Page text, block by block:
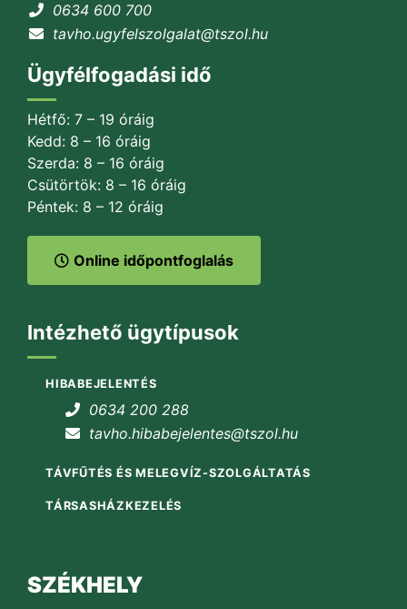
0634 600 700
tavho.ugyfelszolgalat@tszol.hu
Ügyfélfogadási idő
Hétfő: 7 – 19 óráig
Kedd: 8 – 16 óráig
Szerda: 8 – 16 óráig
Csütörtök: 8 – 16 óráig
Péntek: 8 – 12 óráig
Online időpontfoglalás
Intézhető ügytípusok
HIBABEJELENTÉS
0634 200 288
tavho.hibabejelentes@tszol.hu
TÁVFŰTÉS ÉS MELEGVÍZ-SZOLGÁLTATÁS
TÁRSASHÁZKEZELÉS
SZÉKHELY